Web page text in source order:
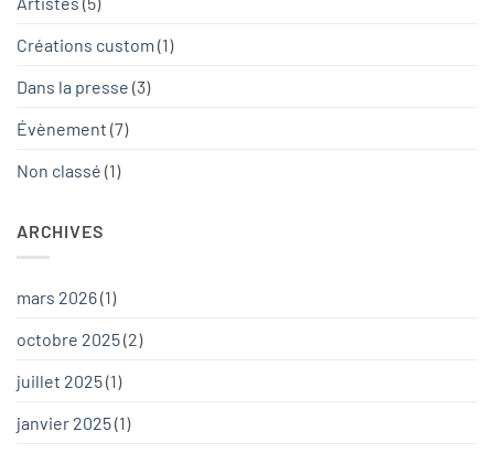
Créations custom (1)
Dans la presse (3)
Évènement (7)
Non classé (1)
ARCHIVES
mars 2026(1)
octobre 2025(2)
juillet 2025(1)
janvier 2025(1)